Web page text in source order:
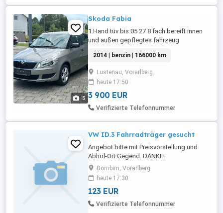
5
Skoda Fabia
1.Hand tüv bis 05 27 8 fach bereift innen
und außen gepflegtes fahrzeug
2014 | benzin | 166000 km
Lustenau, Vorarlberg
heute 17:50
3 900 EUR
Verifizierte Telefonnummer
VW ID.3 Fahrradträger gesucht
Angebot bitte mit Preisvorstellung und
Abhol-Ort Gegend. DANKE!
Dornbirn, Vorarlberg
heute 17:30
123 EUR
Verifizierte Telefonnummer